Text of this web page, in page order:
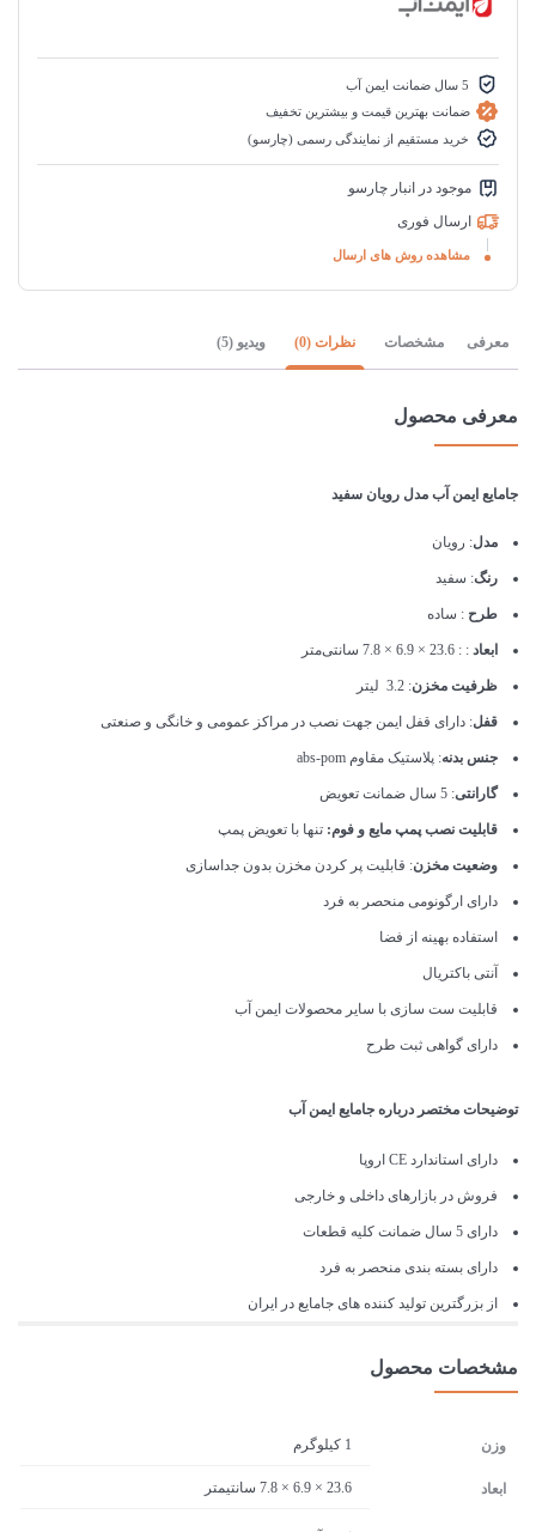
5 سال ضمانت ایمن آب
ضمانت بهترین قیمت و بیشترین تخفیف
خرید مستقیم از نمایندگی رسمی (چارسو)
موجود در انبار چارسو
ارسال فوری
مشاهده روش های ارسال
معرفی مشخصات نظرات (0) ویدیو (5)
معرفی محصول
جامایع ایمن آب مدل رویان سفید
مدل: رویان
رنگ: سفید
طرح : ساده
ابعاد : : 23.6 × 6.9 × 7.8 سانتی‌متر
ظرفیت مخزن: 3.2 لیتر
قفل: دارای قفل ایمن جهت نصب در مراکز عمومی و خانگی و صنعتی
جنس بدنه: پلاستیک مقاوم abs-pom
گارانتی: 5 سال ضمانت تعویض
قابلیت نصب پمپ مایع و فوم: تنها با تعویض پمپ
وضعیت مخزن: قابلیت پر کردن مخزن بدون جداسازی
دارای ارگونومی منحصر به فرد
استفاده بهینه از فضا
آنتی باکتریال
قابلیت ست سازی با سایر محصولات ایمن آب
دارای گواهی ثبت طرح
توضیحات مختصر درباره جامایع ایمن آب
دارای استاندارد CE اروپا
فروش در بازارهای داخلی و خارجی
دارای 5 سال ضمانت کلیه قطعات
دارای بسته بندی منحصر به فرد
از بزرگترین تولید کننده های جامایع در ایران
مشخصات محصول
وزن 1 کیلوگرم
ابعاد 23.6 × 6.9 × 7.8 سانتیمتر